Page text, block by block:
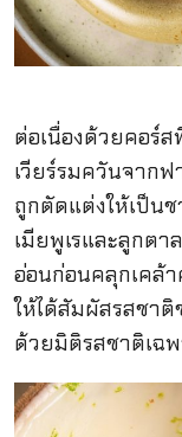
ต่อเนื่องด้วยคอร์ส
เวียร์รมควันจาก
ถูกตัดแต่งให้เป็น
เมียพูเรและลูกต
อ่อนก่อนคลุกเคล้า
ให้ได้สัมผัสรสชา
ด้วยมิติรสชาติเฉ